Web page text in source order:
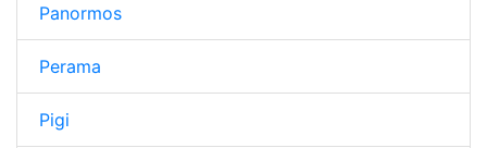
Panormos
Perama
Pigi